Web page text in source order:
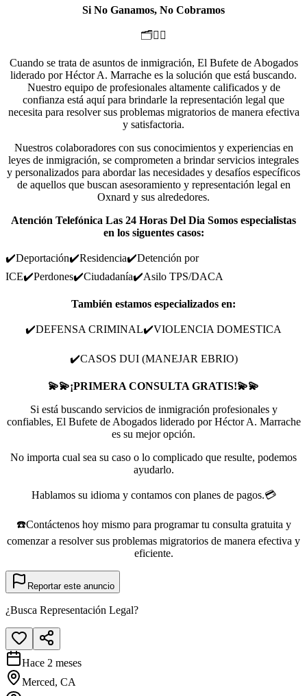
Si No Ganamos, No Cobramos
🗂️👨‍⚖️
Cuando se trata de asuntos de inmigración, El Bufete de Abogados
liderado por Héctor A. Marrache es la solución que está buscando.
Nuestro equipo de profesionales altamente calificados y de
confianza está aquí para brindarle la representación legal que
necesita para resolver sus problemas migratorios de manera efectiva
y satisfactoria.
Nuestros colaboradores con sus conocimientos y experiencias en
leyes de inmigración, se comprometen a brindar servicios integrales
y personalizados para abordar las necesidades y desafíos específicos
de aquellos que buscan asesoramiento y representación legal en
Oxnard y sus alrededores.
Atención Telefónica Las 24 Horas Del Dia Somos especialistas
en los siguentes casos:
✔️Deportación✔️Residencia✔️Detención por
ICE✔️Perdones✔️Ciudadanía✔️Asilo TPS/DACA
También estamos especializados en:
✔️DEFENSA CRIMINAL✔️VIOLENCIA DOMESTICA
✔️CASOS DUI (MANEJAR EBRIO)
💫💫¡PRIMERA CONSULTA GRATIS!💫💫
Si está buscando servicios de inmigración profesionales y
confiables, El Bufete de Abogados liderado por Héctor A. Marrache
es su mejor opción.
No importa cual sea su caso o lo complicado que resulte, podemos
ayudarlo.
Hablamos su idioma y contamos con planes de pagos.💳
☎️Contáctenos hoy mismo para programar tu consulta gratuita y
comenzar a resolver sus problemas migratorios de manera efectiva y
eficiente.
Reportar este anuncio
¿Busca Representación Legal?
Hace 2 meses
Merced, CA